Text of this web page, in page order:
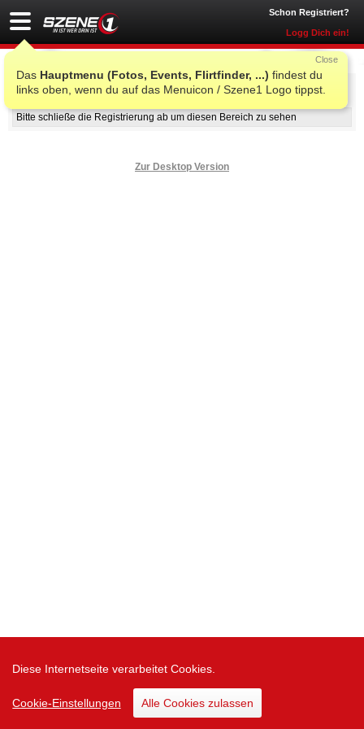
Diese Internetseite verarbeitet Cookies.
Cookie-Einstellungen Alle Cookies zulassen
Schon Registriert?
Logg Dich ein!
Das Hauptmenu (Fotos, Events, Flirtfinder, ...) findest du
links oben, wenn du auf das Menuicon / Szene1 Logo tippst.
Close
Nur für registrierte Benutzer
Bitte schließe die Registrierung ab um diesen Bereich zu sehen
Zur Desktop Version